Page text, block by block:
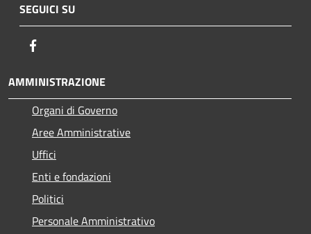
SEGUICI SU
AMMINISTRAZIONE
Organi di Governo
Aree Amministrative
Uffici
Enti e fondazioni
Politici
Personale Amministrativo